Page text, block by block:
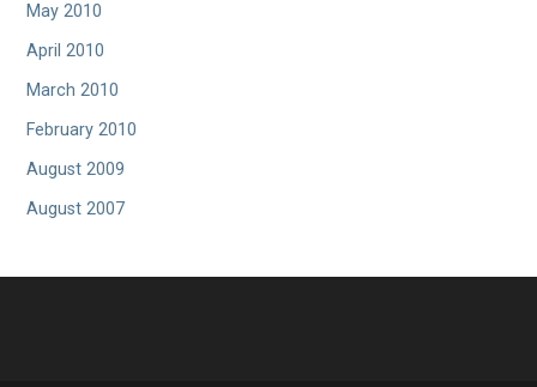
May 2010
April 2010
March 2010
February 2010
August 2009
August 2007